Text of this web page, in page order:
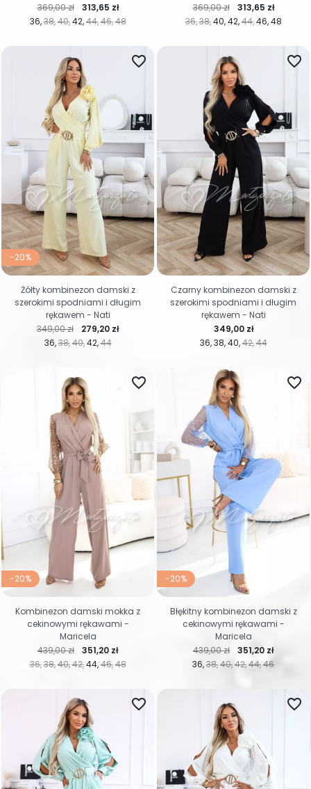
36 38 40 42 44 46 48
Cena regularna
369,00 zł Cena
313,65 zł
36 38 40 42 44 46 48
Cena regularna
369,00 zł Cena
313,65 zł
-20%
36 38 40 42 44
favorite_border
Cena regularna
349,00 zł Cena
279,20 zł
Żółty kombinezon damski z
szerokimi spodniami i długim
rękawem - Nati
36 38 40 42 44
favorite_border
Cena
349,00 zł
Czarny kombinezon damski z
szerokimi spodniami i długim
rękawem - Nati
-20%
36 38 40 42 44 46 48
favorite_border
Cena regularna
439,00 zł Cena
351,20 zł
Kombinezon damski mokka z
cekinowymi rękawami -
Maricela
-20%
36 38 40 42 44 46
favorite_border
Cena regularna
439,00 zł Cena
351,20 zł
Błękitny kombinezon damski z
cekinowymi rękawami -
Maricela
favorite_border favorite_border